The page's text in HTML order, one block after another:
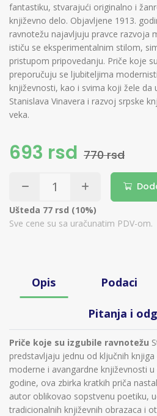
fantastiku, stvarajući originalno i
književno delo. Objavljene 1913.
ravnotežu najavljuju pravce razvoja
ističu se eksperimentalnim stilom,
pristupom pripovedanju. Priče koje
preporučuju se ljubiteljima
književnosti, kao i svima koji žele da
Stanislava Vinavera i razvoj srpske
veka.
693 rsd 770 rsd
Ušteda 77 rsd (10%)
Sve cene su sa uračunatim PDV-om.
Opis Podaci
Pitanja i
Priče koje su izgubile ravnotežu
predstavljaju jednu od ključnih
moderne i avangardne književnosti u
godine, ova zbirka kratkih priča
autor oblikovao sopstvenu poetiku,
tradicionalnih književnih obrazaca i